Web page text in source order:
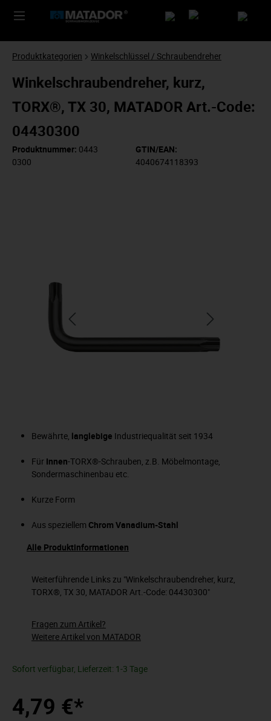
Produktkategorien Winkelschlüssel / Schraubendreher
Winkelschraubendreher, kurz,
TORX®, TX 30, MATADOR Art.-Code:
04430300
Produktnummer: 0443
0300
GTIN/EAN:
4040674118393
Bewährte, langlebige Industriequalität seit 1934
Für Innen-TORX®-Schrauben, z.B. Möbelmontage,
Sondermaschinenbau etc.
Kurze Form
Aus speziellem Chrom Vanadium-Stahl
Alle Produktinformationen
Weiterführende Links zu "Winkelschraubendreher, kurz,
TORX®, TX 30, MATADOR Art.-Code: 04430300"
Fragen zum Artikel?
Weitere Artikel von MATADOR
Sofort verfügbar, Lieferzeit: 1-3 Tage
4,79 €*